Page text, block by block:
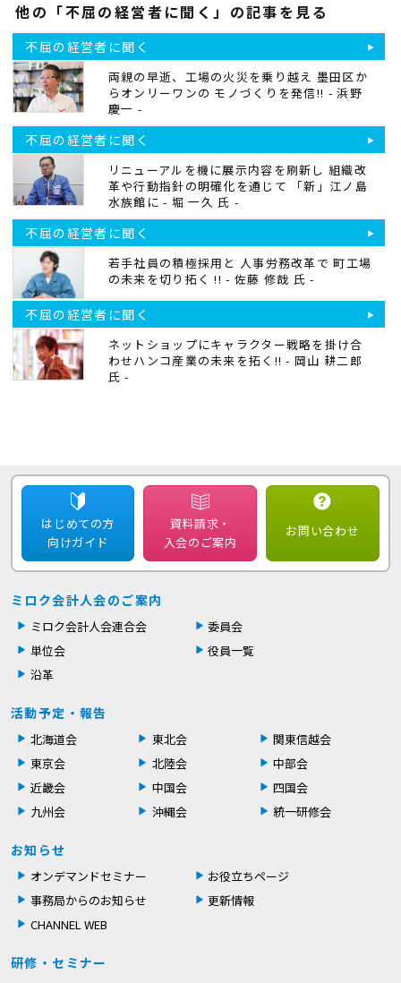
他の「不屈の経営者に聞く」の記事を見る
不屈の経営者に聞く
両親の早逝、工場の火災を乗り越え 墨田区か
らオンリーワンの モノづくりを発信!! - 浜野
慶一 -
不屈の経営者に聞く
リニューアルを機に展示内容を刷新し 組織改
革や行動指針の明確化を通じて 「新」江ノ島
水族館に - 堀 一久 氏 -
不屈の経営者に聞く
若手社員の積極採用と 人事労務改革で 町工場
の未来を切り拓く !! - 佐藤 修哉 氏 -
不屈の経営者に聞く
ネットショップにキャラクター戦略を掛け合
わせハンコ産業の未来を拓く!! - 岡山 耕二郎
氏 -
はじめての方
向けガイド
資料請求・
入会のご案内
お問い合わせ
ミロク会計人会のご案内
ミロク会計人会連合会
委員会
単位会
役員一覧
沿革
活動予定・報告
北海道会 東北会
関東信越会
東京会
北陸会
中部会
近畿会
中国会
四国会
九州会
沖縄会 統一研修会
お知らせ
オンデマンドセミナー
お役立ちページ
事務局からのお知らせ
更新情報
CHANNEL WEB
研修・セミナー